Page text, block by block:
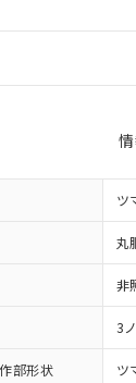
ツ
丸
非
3
部形状 ツ